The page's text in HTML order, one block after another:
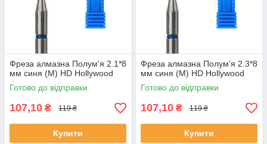
Фреза алмазна Полум'я 2.1*8
мм синя (M) HD Hollywood
Готово до відправки
107,10 ₴ 119 ₴
Купити
Фреза алмазна Полум'я 2.3*8
мм синя (M) HD Hollywood
Готово до відправки
107,10 ₴ 119 ₴
Купити